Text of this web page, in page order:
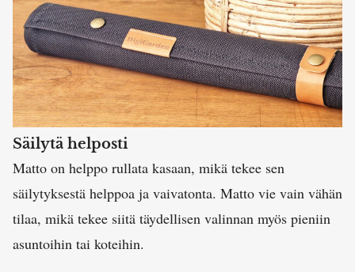
Säilytä helposti
Matto on helppo rullata kasaan, mikä tekee sen
säilytyksestä helppoa ja vaivatonta. Matto vie vain vähän
tilaa, mikä tekee siitä täydellisen valinnan myös pieniin
asuntoihin tai koteihin.